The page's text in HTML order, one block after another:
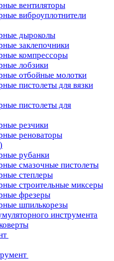
вентиляторы
виброуплотнители
дыроколы
заклепочники
компрессоры
лобзики
отбойные молотки
пистолеты для вязки
пистолеты для
резчики
реноваторы
рубанки
смазочные пистолеты
степлеры
строительные миксеры
фрезеры
шпилькорезы
инструмента